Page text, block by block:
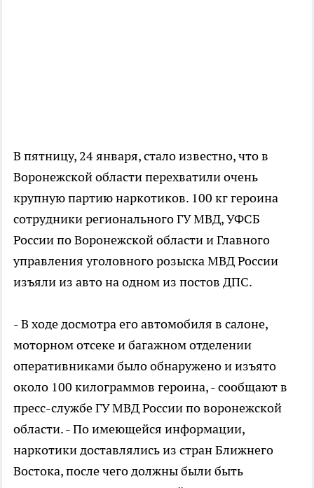
В пятницу, 24 января, стало известно, что в
Воронежской области перехватили очень
крупную партию наркотиков. 100 кг героина
сотрудники регионального ГУ МВД, УФСБ
России по Воронежской области и Главного
управления уголовного розыска МВД России
изъяли из авто на одном из постов ДПС.
- В ходе досмотра его автомобиля в салоне,
моторном отсеке и багажном отделении
оперативниками было обнаружено и изъято
около 100 килограммов героина, - сообщают в
пресс-службе ГУ МВД России по воронежской
области. - По имеющейся информации,
наркотики доставлялись из стран Ближнего
Востока, после чего должны были быть